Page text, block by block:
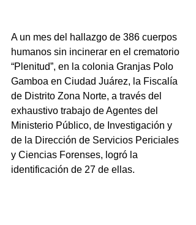
A un mes del hallazgo de 386 cuerpos
humanos sin incinerar en el crematorio
“Plenitud”, en la colonia Granjas Polo
Gamboa en Ciudad Juárez, la Fiscalía
de Distrito Zona Norte, a través del
exhaustivo trabajo de Agentes del
Ministerio Público, de Investigación y
de la Dirección de Servicios Periciales
y Ciencias Forenses, logró la
identificación de 27 de ellas.